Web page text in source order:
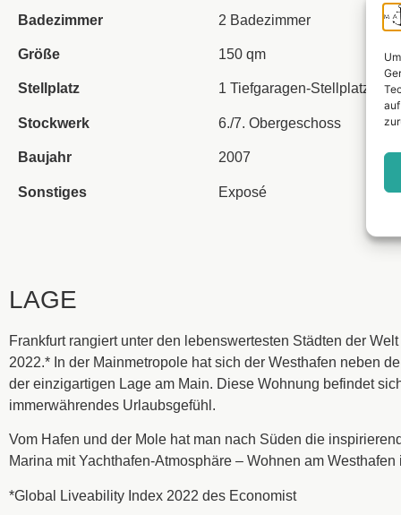
Badezimmer
Größe
Stellplatz
Stockwerk
Baujahr
Sonstiges
2 Badezimmer
150 qm
1 Tiefgaragen-Stellplatz
6./7. Obergeschoss
2007
Exposé
LAGE
Frankfurt rangiert unter den lebenswertesten Städten der
2022.* In der Mainmetropole hat sich der Westhafen neben
der einzigartigen Lage am Main. Diese Wohnung befindet
immerwährendes Urlaubsgefühl.
Vom Hafen und der Mole hat man nach Süden die
Marina mit Yachthafen-Atmosphäre – Wohnen am
*Global Liveability Index 2022 des Economist